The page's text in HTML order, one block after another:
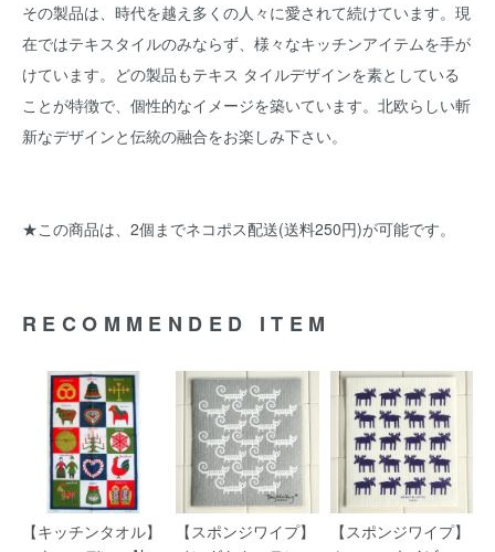
その製品は、時代を越え多くの人々に愛されて続けています。現
在ではテキスタイルのみならず、様々なキッチンアイテムを手が
けています。どの製品もテキス タイルデザインを素としている
ことが特徴で、個性的なイメージを築いています。北欧らしい斬
新なデザインと伝統の融合をお楽しみ下さい。
★この商品は、2個までネコポス配送(送料250円)が可能です。
RECOMMENDED ITEM
【キッチンタオル】
【スポンジワイプ】
【スポンジワイプ】